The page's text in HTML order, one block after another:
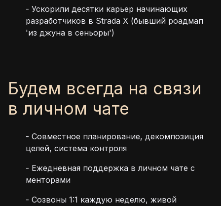
- Ускорили десятки карьер начинающих
разработчиков в Strada X (бывший роадмап
'из джуна в сеньоры')
Будем всегда на связи
в личном чате
- Совместное планирование, декомпозиция
целей, система контроля
- Ежедневная поддержка в личном чате с
менторами
- Созвоны 1:1 каждую неделю, живой